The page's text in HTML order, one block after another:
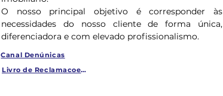
O nosso principal objetivo é corresponder às
necessidades do nosso cliente de forma única,
diferenciadora e com elevado profissionalismo.
Canal Denúnicas
Livro de Reclamacoes Online